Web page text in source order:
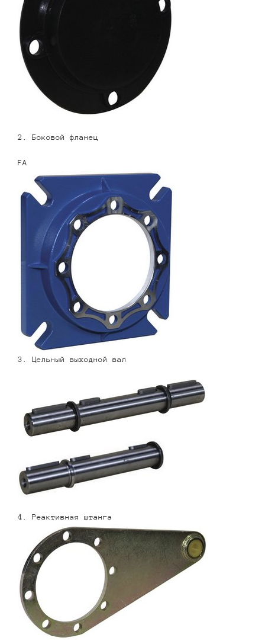
2. Боковой фланец
FA
3. Цельный выходной вал
4. Реактивная штанга